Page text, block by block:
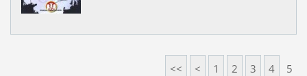
<< < 1 2 3 4 5